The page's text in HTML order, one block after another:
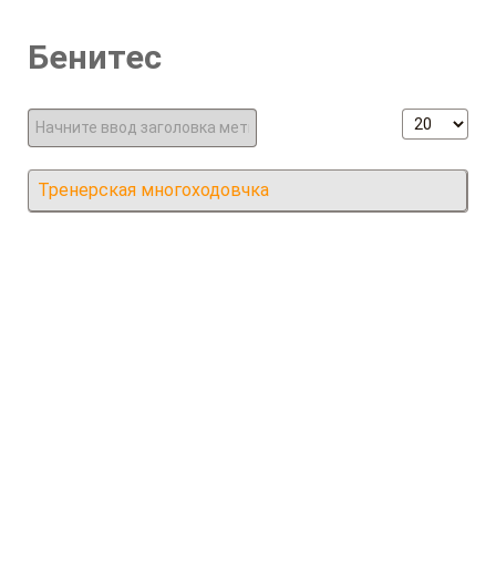
Бенитес
Начните ввод заголовка метки Кол-во
Тренерская многоходовчка